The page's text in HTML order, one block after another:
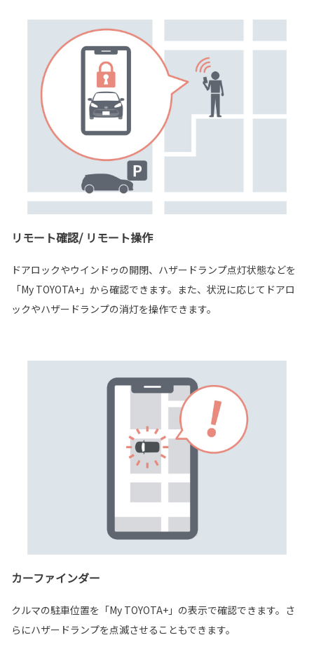
リモート確認/ リモート操作
ドアロックやウインドゥの開閉、ハザードランプ点灯状態などを
「My TOYOTA+」から確認できます。また、状況に応じてドアロ
ックやハザードランプの消灯を操作できます。
カーファインダー
クルマの駐車位置を「My TOYOTA+」の表示で確認できます。さ
らにハザードランプを点滅させることもできます。